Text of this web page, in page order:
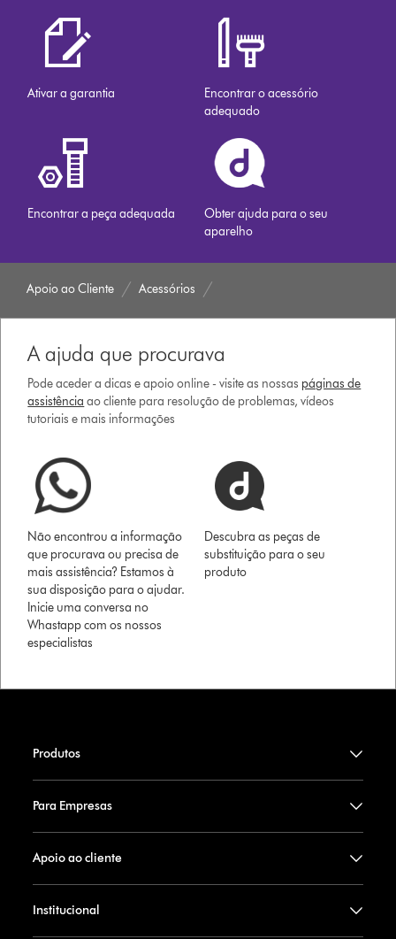
Ativar a garantia
Encontrar o acessório
adequado
Encontrar a peça adequada
Obter ajuda para o seu
aparelho
Apoio ao Cliente Acessórios
A ajuda que procurava
Pode aceder a dicas e apoio online - visite as nossas páginas de
assistência ao cliente para resolução de problemas, vídeos
tutoriais e mais informações
Não encontrou a informação
que procurava ou precisa de
mais assistência? Estamos à
sua disposição para o ajudar.
Inicie uma conversa no
Whastapp com os nossos
especialistas
Descubra as peças de
substituição para o seu
produto
Produtos
Para Empresas
Apoio ao cliente
Institucional